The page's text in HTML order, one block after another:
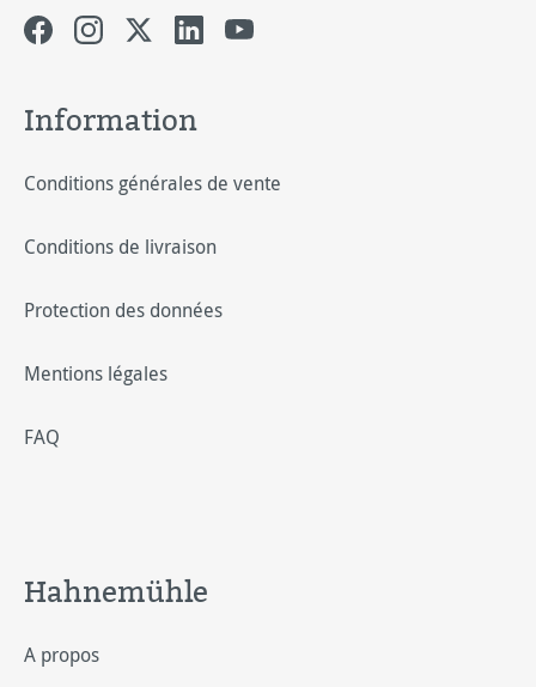
Information
Conditions générales de vente
Conditions de livraison
Protection des données
Mentions légales
FAQ
Hahnemühle
A propos